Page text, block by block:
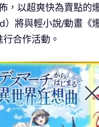
，以超爽快為賣點的
）將與輕小說/動畫《
合作活動。